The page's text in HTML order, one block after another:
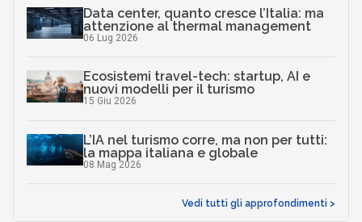
Data center, quanto cresce l’Italia: ma
attenzione al thermal management
06 Lug 2026
Ecosistemi travel-tech: startup, AI e
nuovi modelli per il turismo
15 Giu 2026
L’IA nel turismo corre, ma non per tutti:
la mappa italiana e globale
08 Mag 2026
Vedi tutti gli approfondimenti >